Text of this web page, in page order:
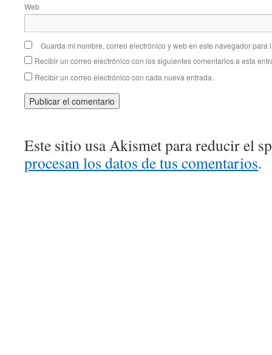
Web
Guarda mi nombre, correo electrónico y web en este navegador para
Recibir un correo electrónico con los siguientes comentarios a esta
Recibir un correo electrónico con cada nueva entrada.
Este sitio usa Akismet para reducir el
procesan los datos de tus comentarios.